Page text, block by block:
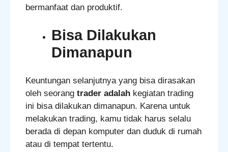
bermanfaat dan produktif.
Bisa Dilakukan
Dimanapun
Keuntungan selanjutnya yang bisa dirasakan
oleh seorang trader adalah kegiatan trading
ini bisa dilakukan dimanapun. Karena untuk
melakukan trading, kamu tidak harus selalu
berada di depan komputer dan duduk di rumah
atau di tempat tertentu.